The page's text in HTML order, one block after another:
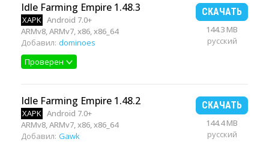
Idle Farming Empire 1.48.3
XAPK Android 7.0+
ARMv8, ARMv7, x86, x86_64
Добавил: dominoes
Проверен
СКАЧАТЬ
144.3 MB
русский
Idle Farming Empire 1.48.2
XAPK Android 7.0+
ARMv8, ARMv7, x86, x86_64
Добавил: Gawk
СКАЧАТЬ
144.4 MB
русский